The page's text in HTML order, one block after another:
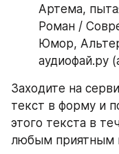
Артема,
Роман /
Юмор,
аудиофай.ру
Заходите на
текст в форму и
этого текста в
любым приятным